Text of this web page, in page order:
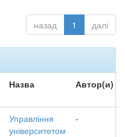
назад 1 далі
Назва Автор(и)
Управління
університетом
-